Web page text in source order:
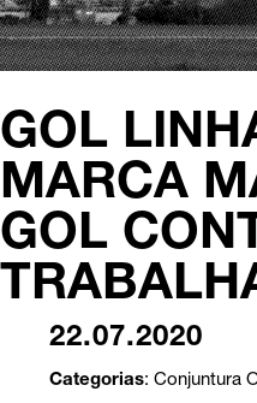
GOL
MARCA
GOL
22.07.2020
Categorias: Conjuntura